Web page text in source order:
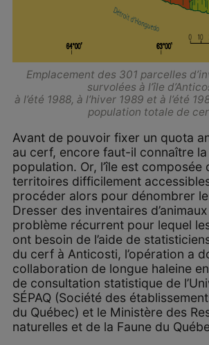
Emplacement des 301 parcelles
survolées à l’île
à l’été 1988, à l’hiver 1989 et à l’été
population totale de
Avant de pouvoir fixer un quota
au cerf, encore faut-il connaître
population. Or, l’île est composée
territoires difficilement
procéder alors pour dénombrer
Dresser des inventaires
problème récurrent pour lequel
ont besoin de l’aide de
du cerf à Anticosti, l’opération a
collaboration de longue haleine
de consultation statistique de
SÉPAQ (Société des
du Québec) et le Ministère des
naturelles et de la Faune du